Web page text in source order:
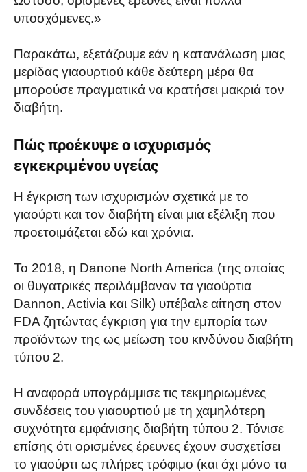
υποσχόμενες.»
Παρακάτω, εξετάζουμε εάν η κατανάλωση μιας
μερίδας γιαουρτιού κάθε δεύτερη μέρα θα
μπορούσε πραγματικά να κρατήσει μακριά τον
διαβήτη.
Πώς προέκυψε ο ισχυρισμός
εγκεκριμένου υγείας
Η έγκριση των ισχυρισμών σχετικά με το
γιαούρτι και τον διαβήτη είναι μια εξέλιξη που
προετοιμάζεται εδώ και χρόνια.
Το 2018, η Danone North America (της οποίας
οι θυγατρικές περιλάμβαναν τα γιαούρτια
Dannon, Activia και Silk) υπέβαλε αίτηση στον
FDA ζητώντας έγκριση για την εμπορία των
προϊόντων της ως μείωση του κινδύνου διαβήτη
τύπου 2.
Η αναφορά υπογράμμισε τις τεκμηριωμένες
συνδέσεις του γιαουρτιού με τη χαμηλότερη
συχνότητα εμφάνισης διαβήτη τύπου 2. Τόνισε
επίσης ότι ορισμένες έρευνες έχουν συσχετίσει
το γιαούρτι ως πλήρες τρόφιμο (και όχι μόνο τα